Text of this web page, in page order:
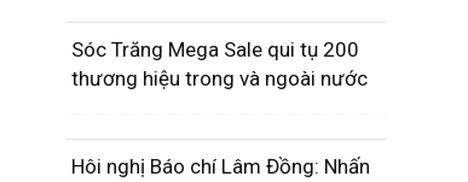
Sóc Trăng Mega Sale qui tụ 200
thương hiệu trong và ngoài nước
Hôi nghị Báo chí Lâm Đồng: Nhấn